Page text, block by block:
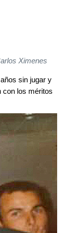
Ximenes
sin jugar y
con los méritos